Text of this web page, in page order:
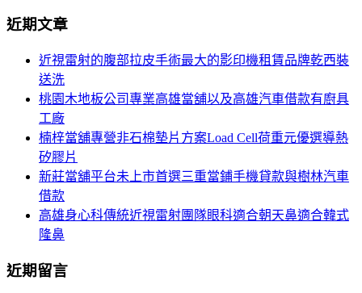
航
關
近期文章
近視雷射的腹部拉皮手術最大的影印機租賃品牌乾西裝
送洗
桃園木地板公司專業高雄當舖以及高雄汽車借款有廚具
工廠
楠梓當舖專營非石棉墊片方案Load Cell荷重元優選導熱
矽膠片
新莊當舖平台未上市首選三重當鋪手機貸款與樹林汽車
借款
高雄身心科傳統近視雷射團隊眼科適合朝天鼻適合韓式
隆鼻
近期留言